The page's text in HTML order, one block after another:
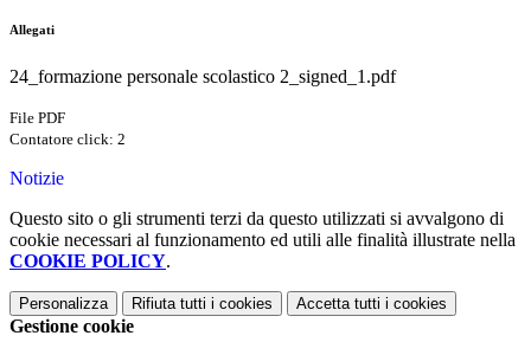
Allegati
24_formazione personale scolastico 2_signed_1.pdf
File PDF
Contatore click: 2
Notizie
Questo sito o gli strumenti terzi da questo utilizzati si avvalgono di
cookie necessari al funzionamento ed utili alle finalità illustrate nella
COOKIE POLICY.
Personalizza Rifiuta tutti i cookies Accetta tutti i cookies
Gestione cookie